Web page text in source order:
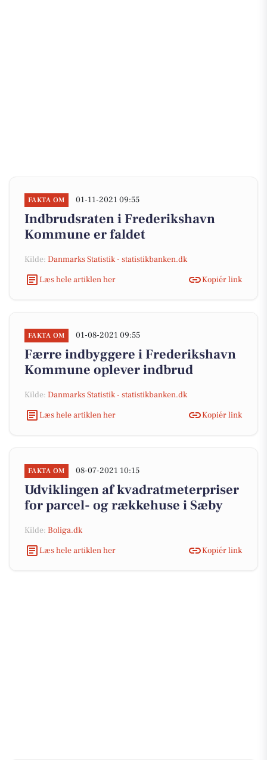
FAKTA OM 01-11-2021 09:55
Indbrudsraten i Frederikshavn
Kommune er faldet
Kilde: Danmarks Statistik - statistikbanken.dk
Læs hele artiklen her
Kopiér link
FAKTA OM 01-08-2021 09:55
Færre indbyggere i Frederikshavn
Kommune oplever indbrud
Kilde: Danmarks Statistik - statistikbanken.dk
Læs hele artiklen her
Kopiér link
FAKTA OM 08-07-2021 10:15
Udviklingen af kvadratmeterpriser
for parcel- og rækkehuse i Sæby
Kilde: Boliga.dk
Læs hele artiklen her
Kopiér link